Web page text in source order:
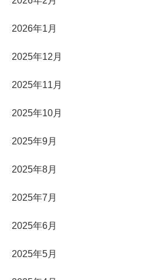
2026年1月
2025年12月
2025年11月
2025年10月
2025年9月
2025年8月
2025年7月
2025年6月
2025年5月